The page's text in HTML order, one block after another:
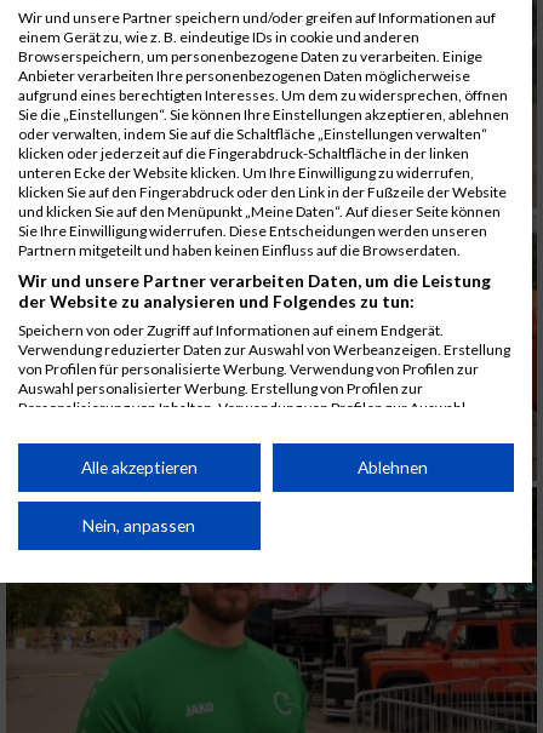
Wir und unsere Partner speichern und/oder greifen auf Informationen auf
einem Gerät zu, wie z. B. eindeutige IDs in cookie und anderen
Browserspeichern, um personenbezogene Daten zu verarbeiten. Einige
Anbieter verarbeiten Ihre personenbezogenen Daten möglicherweise
aufgrund eines berechtigten Interesses. Um dem zu widersprechen, öffnen
Sie die „Einstellungen“. Sie können Ihre Einstellungen akzeptieren, ablehnen
oder verwalten, indem Sie auf die Schaltfläche „Einstellungen verwalten“
klicken oder jederzeit auf die Fingerabdruck-Schaltfläche in der linken
unteren Ecke der Website klicken. Um Ihre Einwilligung zu widerrufen,
klicken Sie auf den Fingerabdruck oder den Link in der Fußzeile der Website
und klicken Sie auf den Menüpunkt „Meine Daten“. Auf dieser Seite können
Sie Ihre Einwilligung widerrufen. Diese Entscheidungen werden unseren
Partnern mitgeteilt und haben keinen Einfluss auf die Browserdaten.
Wir und unsere Partner verarbeiten Daten, um die Leistung
der Website zu analysieren und Folgendes zu tun:
Speichern von oder Zugriff auf Informationen auf einem Endgerät.
Verwendung reduzierter Daten zur Auswahl von Werbeanzeigen. Erstellung
von Profilen für personalisierte Werbung. Verwendung von Profilen zur
Auswahl personalisierter Werbung. Erstellung von Profilen zur
Personalisierung von Inhalten. Verwendung von Profilen zur Auswahl
Performance von Inhalten. Analyse von Zielgruppen durch Statistiken oder
Kombinationen von Daten aus verschiedenen Quellen. Entwicklung und
von Inhalten.
Daten können außerhalb der Europäischen Union weitergegeben und in die
Partnerliste anzeigen (1 IAB-Anbieter)
Wir nutzen Ihre Daten für folgende Zwecke:
IAB-Verarbeitungszwecke:
Alle akzeptieren Ablehnen
Nein, anpassen